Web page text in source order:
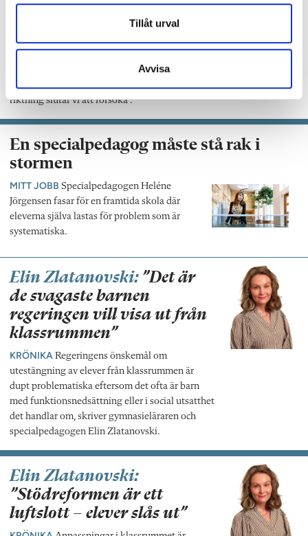
Tillåt urval
Avvisa
Niclas Fohlin:”En epidemi i
skolan – nånannanismen
sprider sig”
”När vi tappar den gemensamma tron
på att vi kan påverka våra elever i en positiv
riktning slutar vi att försöka”.
En specialpedagog måste stå rak i
stormen
MITT JOBB Specialpedagogen Heléne
Jörgensen fasar för en framtida skola där
eleverna själva lastas för problem som är
systematiska.
Elin Zlatanovski: ”Det är
de svagaste barnen
regeringen vill visa ut från
klassrummen”
KRÖNIKA Regeringens önskemål om
utestängning av elever från klassrummen är
dupt problematiska eftersom det ofta är barn
med funktionsnedsättning eller i social utsatthet
det handlar om, skriver gymnasieläraren och
specialpedagogen Elin Zlatanovski.
Elin Zlatanovski:
”Stödreformen är ett
luftslott – elever slås ut”